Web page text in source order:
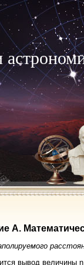
А.
вывод величины